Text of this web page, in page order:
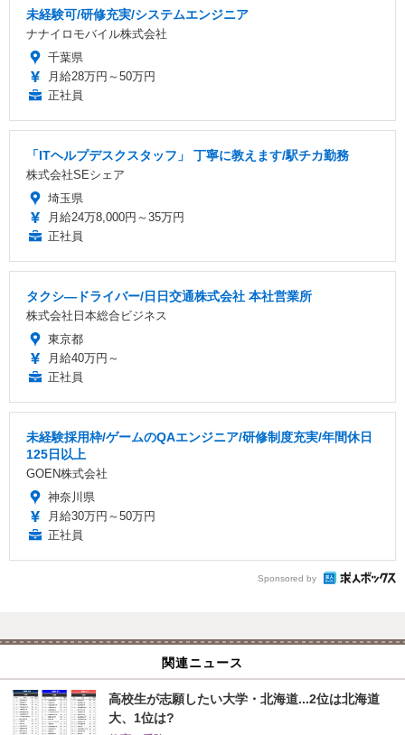
未経験可/研修充実/システムエンジニア
ナナイロモバイル株式会社
千葉県
月給28万円～50万円
正社員
「ITヘルプデスクスタッフ」 丁寧に教えます/駅チカ勤務
株式会社SEシェア
埼玉県
月給24万8,000円～35万円
正社員
タクシ―ドライバー/日日交通株式会社 本社営業所
株式会社日本総合ビジネス
東京都
月給40万円～
正社員
未経験採用枠/ゲームのQAエンジニア/研修制度充実/年間休日
125日以上
GOEN株式会社
神奈川県
月給30万円～50万円
正社員
Sponsored by
関連ニュース
高校生が志願したい大学・北海道...2位は北海道
大、1位は?